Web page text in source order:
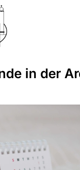
in der